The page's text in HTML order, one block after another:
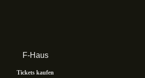
F-Haus
Tickets kaufen